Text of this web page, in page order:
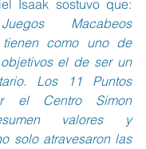
Macabeos
tienen como uno de
el de ser un
Los 11 Puntos
el Centro Simon
valores y
solo atravesaron las